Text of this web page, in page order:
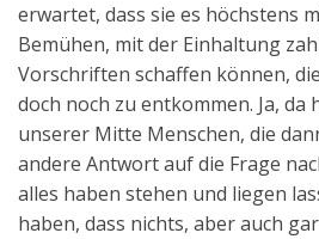
erwartet, dass sie es höchstens
Bemühen, mit der Einhaltung
Vorschriften schaffen können,
doch noch zu entkommen. Ja, da
unserer Mitte Menschen, die
andere Antwort auf die Frage
alles haben stehen und liegen
haben, dass nichts, aber auch